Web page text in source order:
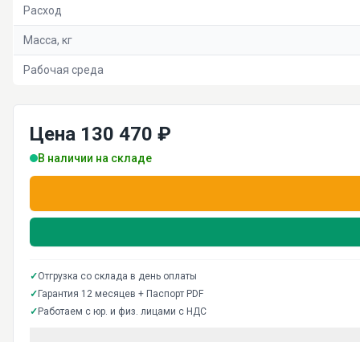
Расход
Масса, кг
Рабочая среда
Цена 130 470 ₽
В наличии на складе
✓Отгрузка со склада в день оплаты
✓ Гарантия 12 месяцев + Паспорт PDF
✓ Работаем с юр. и физ. лицами с НДС